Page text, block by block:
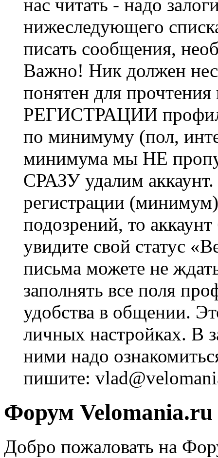
нас читать - надо
нижеследующего
писать сообщения,
Важно! Ник должен
понятен для
РЕГИСТРАЦИИ профиль
по минимуму (пол,
минимума мы НЕ
СРАЗУ удалим
регистрации
подозрений, то
увидите свой статус
письма можете не
заполнять все поля
удобства в общении.
личных настройках. В
ними надо
пишите:
Форум Velomania.ru
Добро пожаловать на